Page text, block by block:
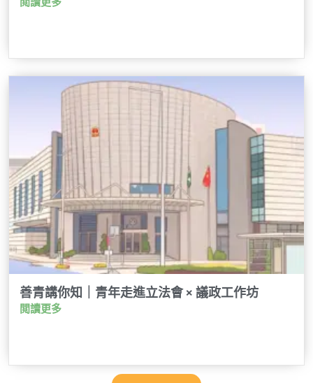
善青講你知｜青年走進立法會 × 議政工作坊
閲讀更多